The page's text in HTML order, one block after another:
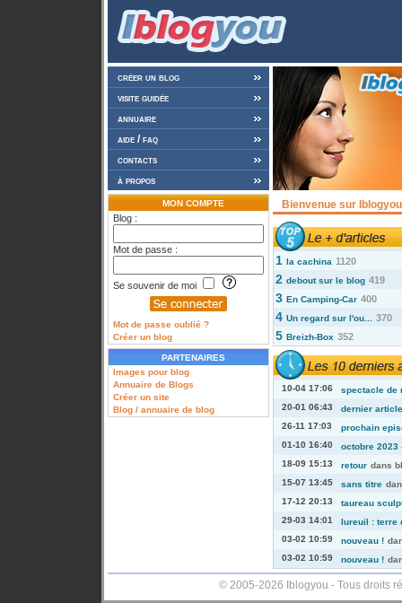
créer un blog
visite guidée
annuaire
aide / faq
contacts
à propos
MON COMPTE
Blog :
Mot de passe :
Se souvenir de moi
Mot de passe oublié ?
Créer un blog
PARTENAIRES
Images pour blog
Annuaire de Blogs
Créer un site
Blog / annuaire de blog
Bienvenue sur
1 la cachina 1120
2 debout sur le blog 419
3 En Camping-Car 400
4 Un regard sur l'ou... 370
5 Breizh-Box 352
10-04 17:06
spectacle de
20-01 06:43
dernier
26-11 17:03
prochain
01-10 16:40
octobre 2023
18-09 15:13
retour dans
15-07 13:45
sans titre
17-12 20:13
taureau
29-03 14:01
lureuil : terre
03-02 10:59
nouveau !
03-02 10:59
nouveau !
© 2005-2026 Iblogyou - Tous droits